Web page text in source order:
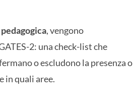
, vengono
2: una check-list che
o escludono la presenza o
in quali aree.